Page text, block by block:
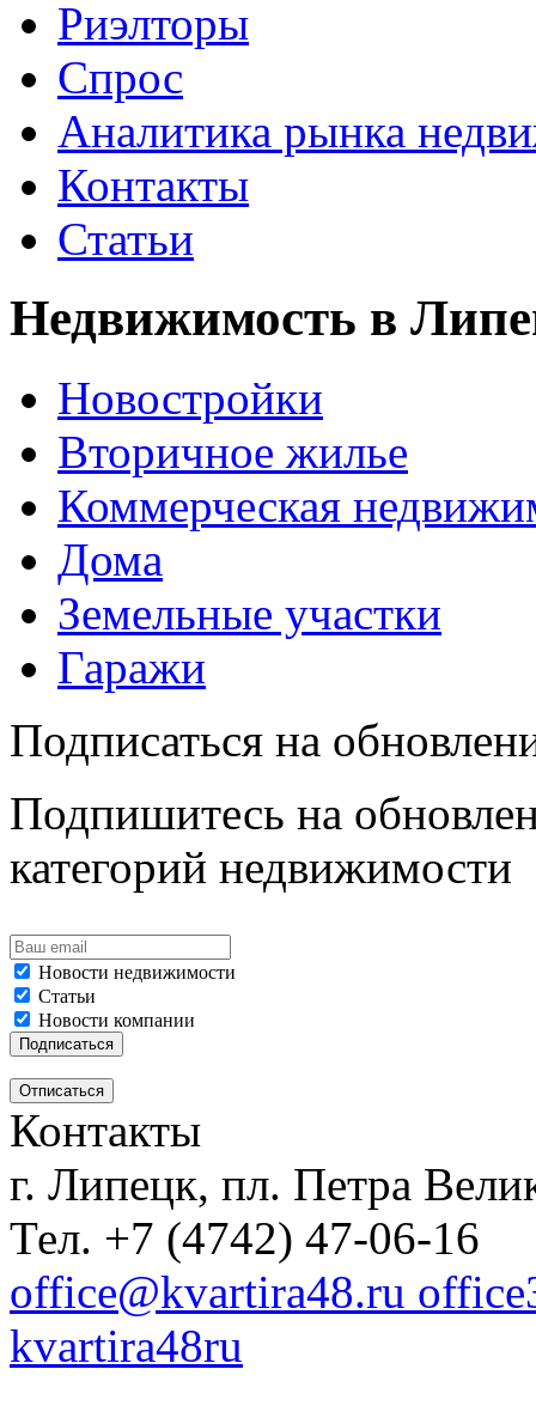
Риэлторы
Спрос
Аналитика рынка
Контакты
Статьи
Недвижимость в
Новостройки
Вторичное жилье
Коммерческая
Дома
Земельные участки
Гаражи
Подписаться на
Подпишитесь на
категорий недвижимости
Новости недвижимости
Статьи
Новости компании
Контакты
г. Липецк, пл. Петра
Тел. +7 (4742) 47-06-16
office@kvartira48.ru
kvartira48ru